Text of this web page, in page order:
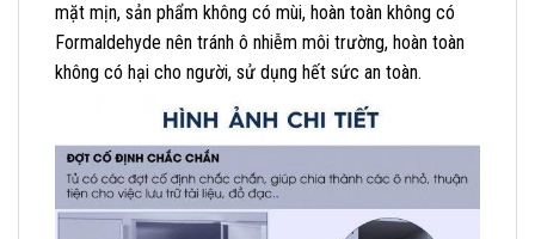
mặt mịn, sản phẩm không có mùi, hoàn toàn không có
Formaldehyde nên tránh ô nhiễm môi trường, hoàn toàn
không có hại cho người, sử dụng hết sức an toàn.